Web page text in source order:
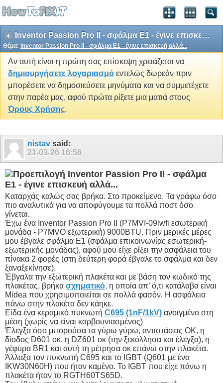
Inventor Passion Pro II - σφάλμα Ε1 - έγινε επισκευή αλλά...
Θέμα: Inventor Passion Pro II - σφάλμα Ε1 - έγινε επισκευή αλλά...
Αν αυτή είναι η πρώτη σας επίσκεψη χρειάζεται να
δημιουργήσετε λογαριασμό εντελώς δωρεάν πριν
μπορέσετε να δημοσιεύσετε μηνύματα και να συμμετέχετε
στην παρέα μας, αφού πρώτα ρίξετε μια ματιά στους
Όρους Χρήσης.
nistav said:
21-03-26 16:56
Inventor Passion Pro II - σφάλμα
Ε1 - έγινε επισκευή αλλά...
Καταρχάς καλώς σας βρήκα. Στο προκείμενο. Τα γράφω όσο
πιο αναλυτικά για να αποφύγουμε τα πολλά ποστ όσο
γίνεται.
Έχω ένα Inventor Passion Pro II (P7MVI-09iwfi εσωτερική
μονάδα - P7MVO εξωτερική) 9000BTU. Πριν μερικές μέρες
μου έβγαλε σφάλμα Ε1 (σφάλμα επικοινωνίας εσωτερική-
εξωτερικής μονάδας), αφού μου είχε ρίξει την ασφάλεια του
πίνακα 2 φορές (στη δεύτερη φορά έβγαλε το σφάλμα και δεν
ξαναξεκίνησε).
Έβγαλα την εξωτερική πλακέτα και με βάση τον κωδικό της
πλακέτας, βρήκα σχηματικό, η οποία απ’ ό,τι κατάλαβα είναι
Midea που χρησιμοποιείται σε πολλά φασόν. Η ασφάλεια
πάνω στην πλακέτα δεν κάηκε.
Είδα ένα κεραμικό πυκνωτή C695 (1nF/1kV) ανοιγμένο στη
μέση (χωρίς να είναι καρβουνιασμένος)
Έλεγξα όσο μπορούσα τα γύρω γύρω, αντιστάσεις ΟΚ, η
δίοδος D601 οκ, η DZ601 οκ (την ξεκόλλησα και έλεγξα), η
γέφυρα BR1 και αυτή τη μέτρησα οκ επάνω στην πλακέτα.
Άλλαξα τον πυκνωτή C695 και το IGBT (Q601 με ένα
IKW30N60H) που ήταν καμένο. Το IGBT που είχε πάνω η
πλακέτα ήταν το RGTH60TS65D.